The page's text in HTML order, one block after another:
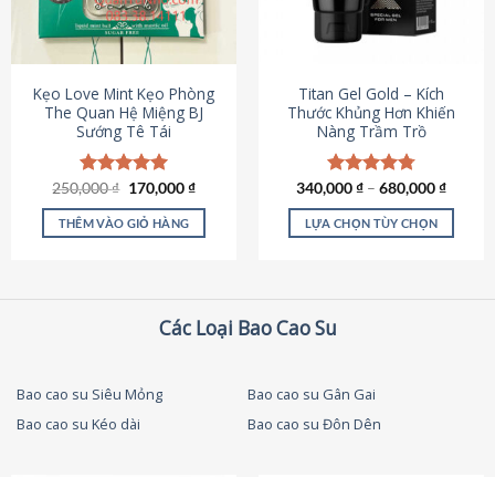
chọn
có
chọn
trên
trang
sản
phẩm
Kẹo Love Mint Kẹo Phòng
The Quan Hệ Miệng BJ
Sướng Tê Tái
Được xếp
hạng5.00
5 sao
250,000₫ Giá
là:
250,000 ₫.
170,000₫Giá
tại
THÊM VÀO GIỎ HÀNG
Titan Gel Gold – Kích
Thước Khủng Hơn Khiến
Nàng Trầm Trồ
Được xếp
hạng4.79
5 sao
340,000₫ – 680,000₫
LỰA CHỌN TÙY CHỌN
thể.
tùy
Các Loại Bao Cao Su
Bao cao su Siêu Mỏng
Bao cao su Gân Gai
Bao cao su Kéo dài
Bao cao su Đôn Dên